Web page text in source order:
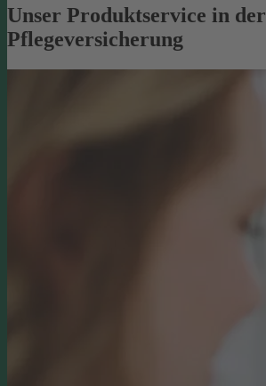
Unser Produktservice in der
Pflegeversicherung